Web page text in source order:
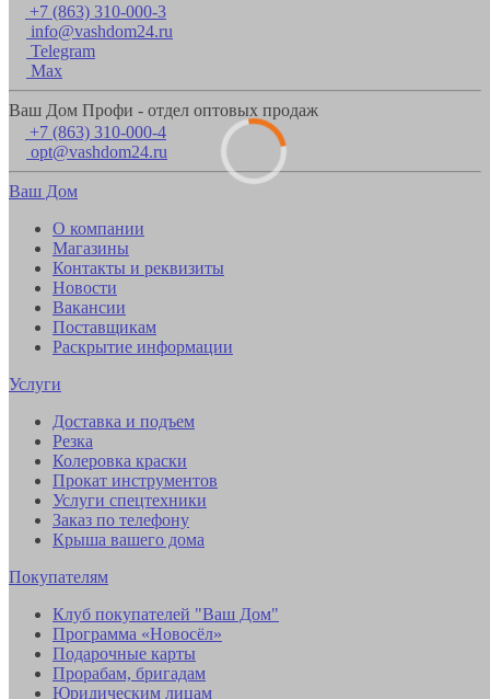
+7 (863) 310-000-3
info@vashdom24.ru
Telegram
Max
Ваш Дом Профи - отдел оптовых продаж
+7 (863) 310-000-4
opt@vashdom24.ru
Ваш Дом
О компании
Магазины
Контакты и реквизиты
Новости
Вакансии
Поставщикам
Раскрытие информации
Услуги
Доставка и подъем
Резка
Колеровка краски
Прокат инструментов
Услуги спецтехники
Заказ по телефону
Крыша вашего дома
Покупателям
Клуб покупателей "Ваш Дом"
Программа «Новосёл»
Подарочные карты
Прорабам, бригадам
Юридическим лицам